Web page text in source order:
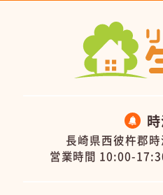
長崎県西彼杵郡
営業時間 10:00-